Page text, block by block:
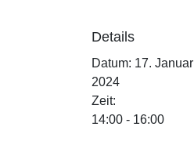
Details
Datum: 17. Januar
2024
Zeit:
14:00 - 16:00